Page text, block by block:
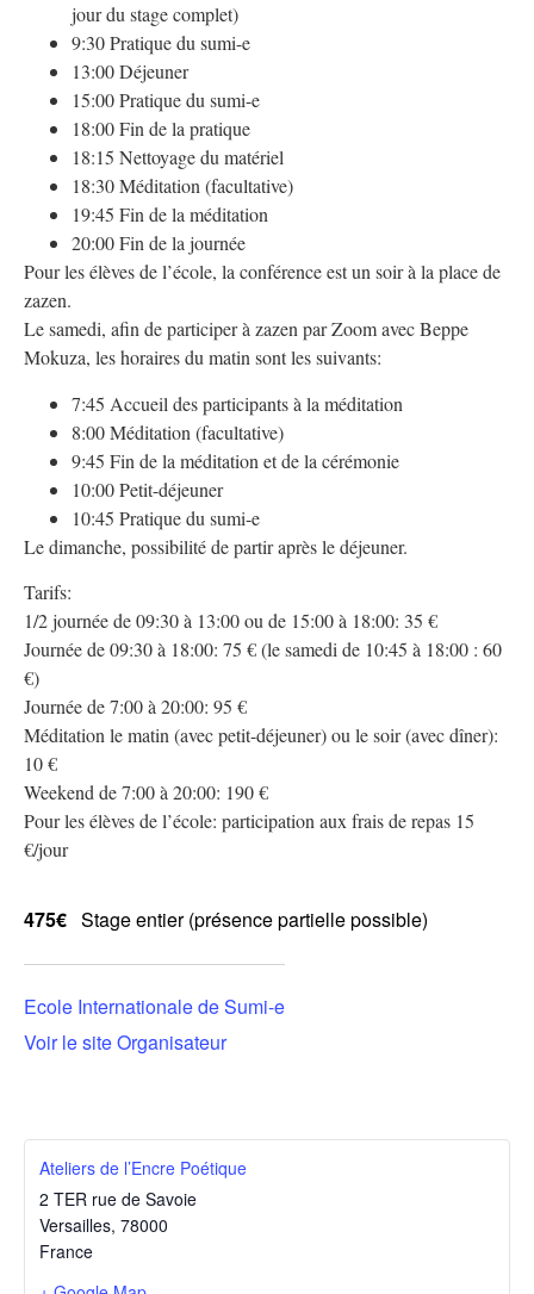
jour du stage complet)
9:30 Pratique du sumi-e
13:00 Déjeuner
15:00 Pratique du sumi-e
18:00 Fin de la pratique
18:15 Nettoyage du matériel
18:30 Méditation (facultative)
19:45 Fin de la méditation
20:00 Fin de la journée
Pour les élèves de l’école, la conférence est un soir à la place de
zazen.
Le samedi, afin de participer à zazen par Zoom avec Beppe
Mokuza, les horaires du matin sont les suivants:
7:45 Accueil des participants à la méditation
8:00 Méditation (facultative)
9:45 Fin de la méditation et de la cérémonie
10:00 Petit-déjeuner
10:45 Pratique du sumi-e
Le dimanche, possibilité de partir après le déjeuner.
Tarifs:
1/2 journée de 09:30 à 13:00 ou de 15:00 à 18:00: 35 €
Journée de 09:30 à 18:00: 75 € (le samedi de 10:45 à 18:00 : 60
€)
Journée de 7:00 à 20:00: 95 €
Méditation le matin (avec petit-déjeuner) ou le soir (avec dîner):
10 €
Weekend de 7:00 à 20:00: 190 €
Pour les élèves de l’école: participation aux frais de repas 15
€/jour
475€ Stage entier (présence partielle possible)
Ecole Internationale de Sumi-e
Voir le site Organisateur
Ateliers de l’Encre Poétique
2 TER rue de Savoie
Versailles, 78000
France